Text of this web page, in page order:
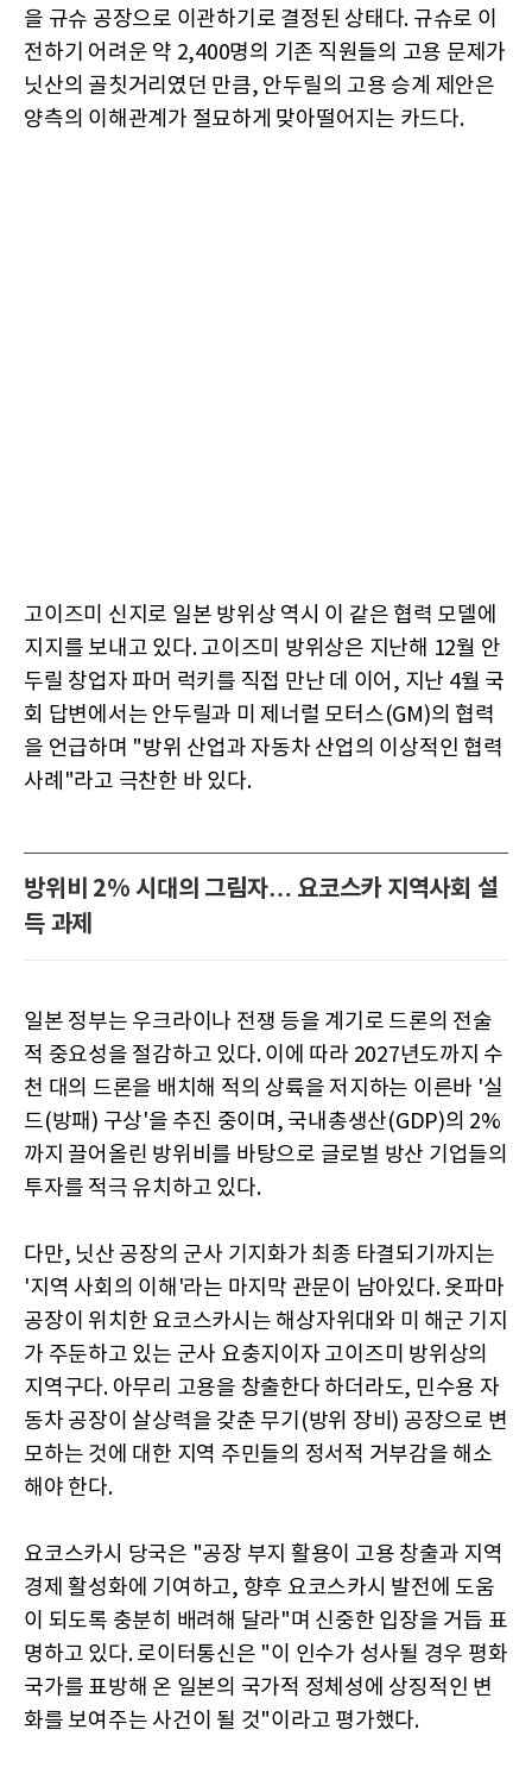
을 규슈 공장으로 이관하기로 결정된 상태다. 규슈로 이
전하기 어려운 약 2,400명의 기존 직원들의 고용 문제가
닛산의 골칫거리였던 만큼, 안두릴의 고용 승계 제안은
양측의 이해관계가 절묘하게 맞아떨어지는 카드다.
고이즈미 신지로 일본 방위상 역시 이 같은 협력 모델에
지지를 보내고 있다. 고이즈미 방위상은 지난해 12월 안
두릴 창업자 파머 럭키를 직접 만난 데 이어, 지난 4월 국
회 답변에서는 안두릴과 미 제너럴 모터스(GM)의 협력
을 언급하며 "방위 산업과 자동차 산업의 이상적인 협력
사례"라고 극찬한 바 있다.
방위비 2% 시대의 그림자… 요코스카 지역사회 설
득 과제
일본 정부는 우크라이나 전쟁 등을 계기로 드론의 전술
적 중요성을 절감하고 있다. 이에 따라 2027년도까지 수
천 대의 드론을 배치해 적의 상륙을 저지하는 이른바 '실
드(방패) 구상'을 추진 중이며, 국내총생산(GDP)의 2%
까지 끌어올린 방위비를 바탕으로 글로벌 방산 기업들의
투자를 적극 유치하고 있다.
다만, 닛산 공장의 군사 기지화가 최종 타결되기까지는
'지역 사회의 이해'라는 마지막 관문이 남아있다. 옷파마
공장이 위치한 요코스카시는 해상자위대와 미 해군 기지
가 주둔하고 있는 군사 요충지이자 고이즈미 방위상의
지역구다. 아무리 고용을 창출한다 하더라도, 민수용 자
동차 공장이 살상력을 갖춘 무기(방위 장비) 공장으로 변
모하는 것에 대한 지역 주민들의 정서적 거부감을 해소
해야 한다.
요코스카시 당국은 "공장 부지 활용이 고용 창출과 지역
경제 활성화에 기여하고, 향후 요코스카시 발전에 도움
이 되도록 충분히 배려해 달라"며 신중한 입장을 거듭 표
명하고 있다. 로이터통신은 "이 인수가 성사될 경우 평화
국가를 표방해 온 일본의 국가적 정체성에 상징적인 변
화를 보여주는 사건이 될 것"이라고 평가했다.